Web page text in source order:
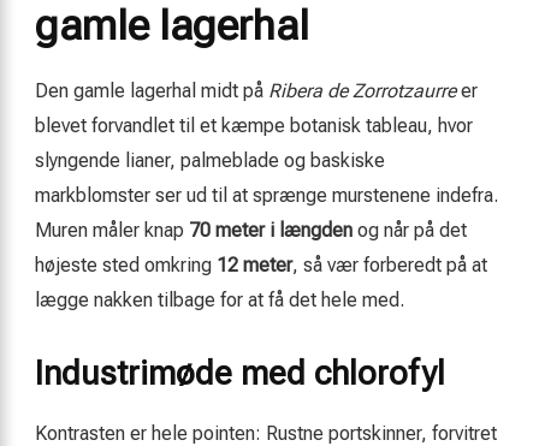
gamle lagerhal
Den gamle lagerhal midt på Ribera de Zorrotzaurreer
blevet forvandlet til et kæmpe botanisk tableau, hvor
slyngende lianer, palmeblade og baskiske
markblomster ser ud til at sprænge murstenene indefra.
Muren måler knap 70 meter i længden og når på det
højeste sted omkring 12 meter, så vær forberedt på at
lægge nakken tilbage for at få det hele med.
Industrimøde med chlorofyl
Kontrasten er hele pointen: Rustne portskinner, forvitret